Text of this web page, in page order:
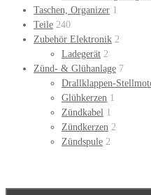
Taschen, Organizer 1
Teile 240
Zubehör Elektronik 2
Ladegerät 2
Zünd- & Glühanlage 7
Drallklappen-
Glühkerzen 1
Zündkabel 1
Zündkerzen 2
Zündspule 2